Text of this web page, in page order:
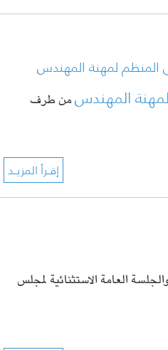
المنظم لمهنة المهندس
المهندسمن طرف
العامة الاستثنائية لمجلس